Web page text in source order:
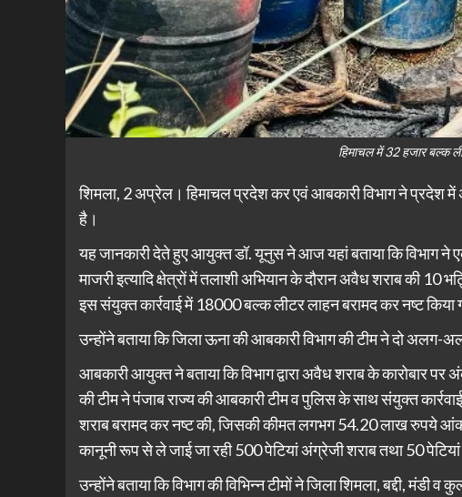
हिमाचल में 32 हजार बल्क
शिमला, 2 अप्रेल। हिमाचल प्रदेश कर एवं आबकारी विभाग ने प्रदेश
है।
यह जानकारी देते हुए आयुक्त डॉ. यूनुस ने आज यहां बताया कि विभाग ने
माजरी इत्यादि क्षेत्रों में तलाशी अभियान के दौरान अवैध शराब की
इस संयुक्त कार्रवाई में 18000 बल्क लीटर लाहन बरामद कर नष्ट
उन्होंने बताया कि जिला ऊना की आबकारी विभाग की टीम ने दो
आबकारी आयुक्त ने बताया कि विभाग द्वारा अवैध शराब के कारोबार पर
की टीम ने पंजाब राज्य की आबकारी टीम व पुलिस के साथ संयुक्त
शराब बरामद कर नष्ट की, जिसकी कीमत लगभग 54.20 लाख रुपये
कानूनी रूप से ले जाई जा रही 500 पेटियां अंग्रेजी शराब तथा 50 पेटियां
उन्होंने बताया कि विभाग की विभिन्न टीमों ने जिला शिमला, बद्दी,